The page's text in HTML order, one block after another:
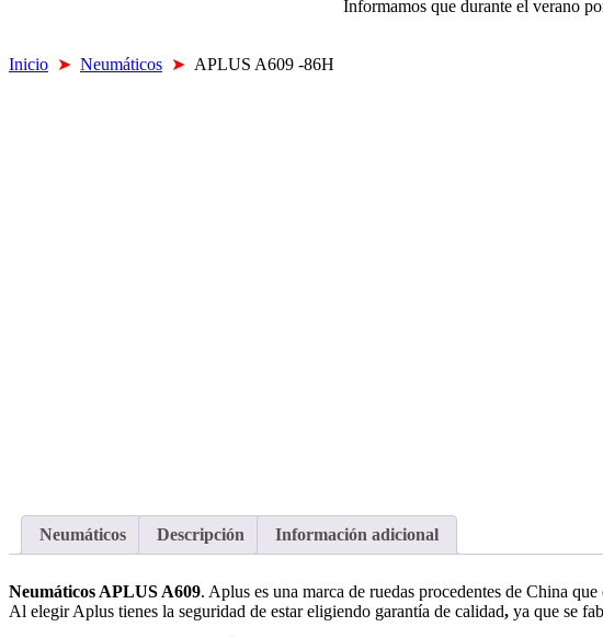
Informamos que durante el verano
Inicio ➤ Neumáticos ➤ APLUS A609 -86H
Neumáticos Descripción Información adicional
Neumáticos APLUS A609. Aplus es una marca de ruedas procedentes de China
Al elegir Aplus tienes la seguridad de estar eligiendo garantía de calidad, ya que se